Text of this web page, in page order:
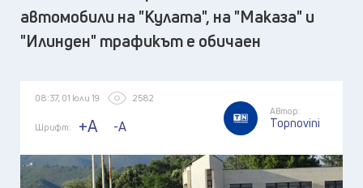
автомобили на "Кулата", на "Маказа" и
"Илинден" трафикът е обичаен
08:37, 01 юли 19 2582
Шрифт: +A -A
Автор:
Topnovini